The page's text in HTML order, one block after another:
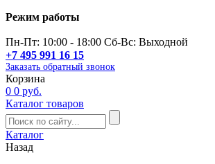
Режим работы
Пн-Пт: 10:00 - 18:00 Сб-Вс: Выходной
+7 495 991 16 15
Заказать обратный звонок
Корзина
0 0 руб.
Каталог товаров
Каталог
Назад